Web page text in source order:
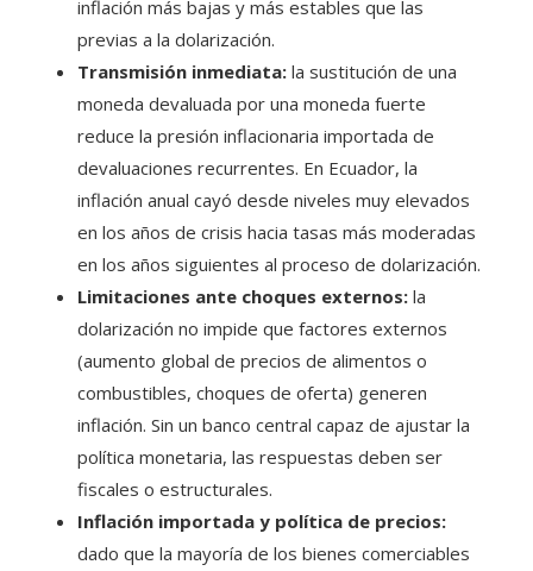
inflación más bajas y más estables que las
previas a la dolarización.
Transmisión inmediata: la sustitución de una
moneda devaluada por una moneda fuerte
reduce la presión inflacionaria importada de
devaluaciones recurrentes. En Ecuador, la
inflación anual cayó desde niveles muy elevados
en los años de crisis hacia tasas más moderadas
en los años siguientes al proceso de dolarización.
Limitaciones ante choques externos: la
dolarización no impide que factores externos
(aumento global de precios de alimentos o
combustibles, choques de oferta) generen
inflación. Sin un banco central capaz de ajustar la
política monetaria, las respuestas deben ser
fiscales o estructurales.
Inflación importada y política de precios:
dado que la mayoría de los bienes comerciables